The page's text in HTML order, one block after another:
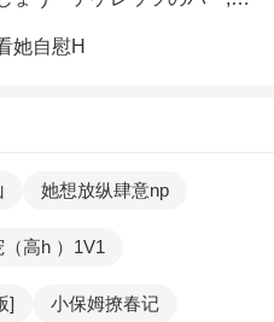
她自慰H
她想放纵肆意np
（高h ）1V1
] 小保姆撩春记